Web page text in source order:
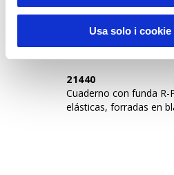
Usa solo i
Sustainable
21440
Cuaderno con funda
elásticas, forradas en